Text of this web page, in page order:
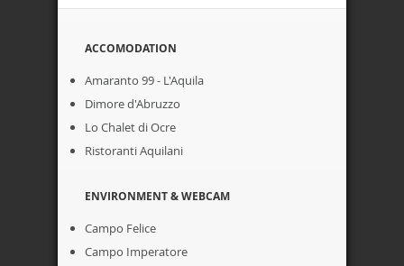
ACCOMODATION
Amaranto 99 - L'Aquila
Dimore d'Abruzzo
Lo Chalet di Ocre
Ristoranti Aquilani
ENVIRONMENT & WEBCAM
Campo Felice
Campo Imperatore